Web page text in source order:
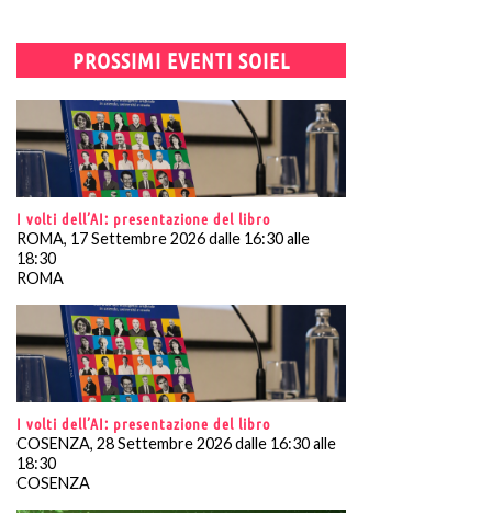
PROSSIMI EVENTI SOIEL
I volti dell’AI: presentazione del libro
ROMA, 17 Settembre 2026 dalle 16:30 alle
18:30
ROMA
I volti dell’AI: presentazione del libro
COSENZA, 28 Settembre 2026 dalle 16:30 alle
18:30
COSENZA